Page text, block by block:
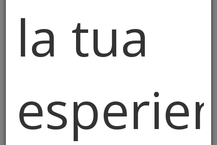
la tua